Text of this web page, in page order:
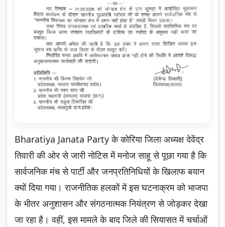
Bharatiya Janata Party के कोरिया जिला अध्यक्ष देवेंद्र
तिवारी की ओर से जारी नोटिस में मनोज साहू से पूछा गया है कि
सार्वजनिक मंच से पार्टी और जनप्रतिनिधियों के खिलाफ बयान
क्यों दिया गया। राजनीतिक हलकों में इस घटनाक्रम को भाजपा
के भीतर अनुशासन और संगठनात्मक नियंत्रण से जोड़कर देखा
जा रहा है। वहीं, इस मामले के बाद जिले की सियासत में चर्चाओं